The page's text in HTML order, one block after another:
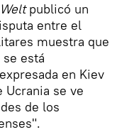
publicó un
entre el
muestra que
está
en Kiev
Ucrania se ve
de los